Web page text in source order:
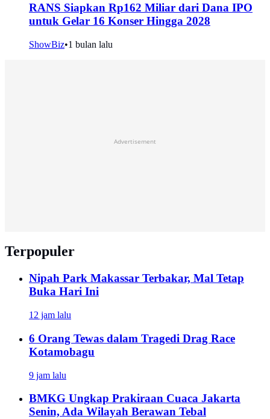
RANS Siapkan Rp162 Miliar dari Dana IPO
untuk Gelar 16 Konser Hingga 2028
ShowBiz•1 bulan lalu
Advertisement
Terpopuler
Nipah Park Makassar Terbakar, Mal Tetap
Buka Hari Ini
12 jam lalu
6 Orang Tewas dalam Tragedi Drag Race
Kotamobagu
9 jam lalu
BMKG Ungkap Prakiraan Cuaca Jakarta
Senin, Ada Wilayah Berawan Tebal